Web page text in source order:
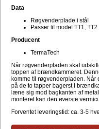
Data
Røgvenderplade i stål
Passer til model TT1, TT2
Producent
TermaTech
Når røgvenderpladen skal
toppen af brændkammeret.
komme til røgvenderpladen.
på de to tapper bagerst i
læne sig mod bagkanten af
monteret kan den øverste
Forventet leveringstid: ca. 3-5